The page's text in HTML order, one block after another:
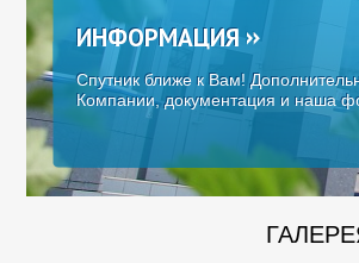
ИНФОРМАЦИЯ
Спутник ближе к Вам!
Компании, документация и наша